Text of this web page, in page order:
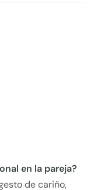
en la pareja?
de cariño,